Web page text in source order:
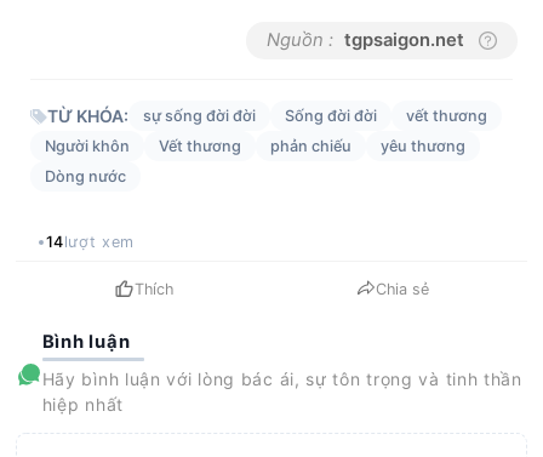
Nguồn : tgpsaigon.net
TỪ KHÓA: sự sống đời đời Sống đời đời
vết thương
Người khôn
Vết thương phản chiếu
yêu thương
Dòng nước
14lượt xem
Thích Chia sẻ
Bình luận
Hãy bình luận với lòng bác ái, sự tôn trọng và tinh thần
hiệp nhất